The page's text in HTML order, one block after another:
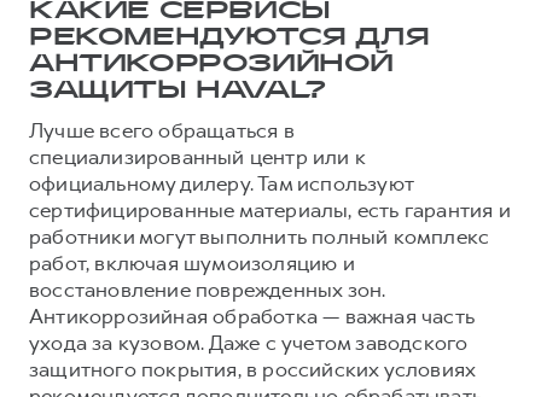
КАКИЕ СЕРВИСЫ
РЕКОМЕНДУЮТСЯ ДЛЯ
АНТИКОРРОЗИЙНОЙ
ЗАЩИТЫ HAVAL?
Лучше всего обращаться в
специализированный центр или к
официальному дилеру. Там используют
сертифицированные материалы, есть гарантия и
работники могут выполнить полный комплекс
работ, включая шумоизоляцию и
восстановление поврежденных зон.
Антикоррозийная обработка — важная часть
ухода за кузовом. Даже с учетом заводского
защитного покрытия, в российских условиях